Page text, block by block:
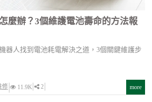
麼辦？3個維護電池壽命的方法報
器人找到電池耗電解決之道，3個關鍵維護步
修 11.9K 2 more